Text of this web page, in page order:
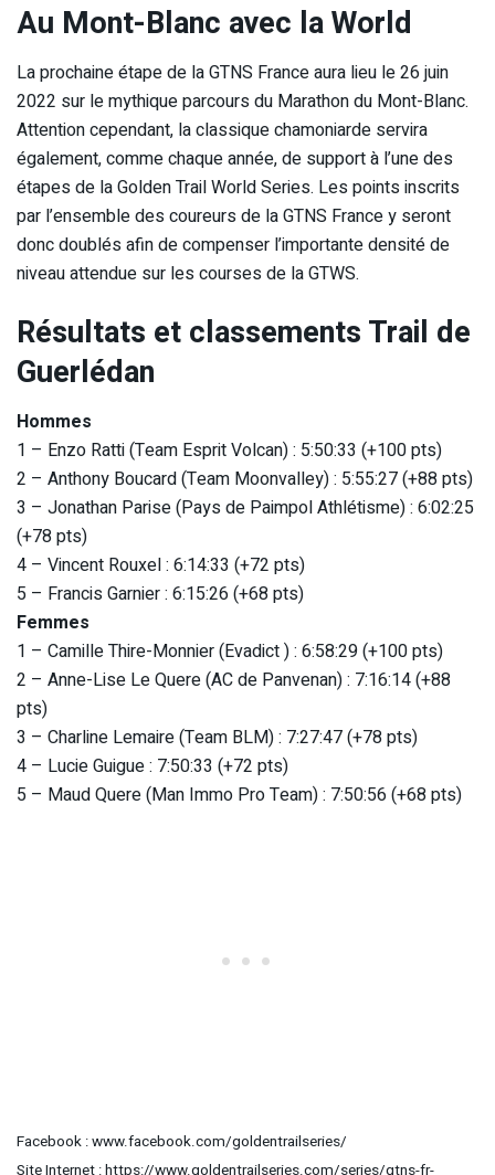
Au Mont-Blanc avec la World
La prochaine étape de la GTNS France aura lieu le 26 juin
2022 sur le mythique parcours du Marathon du Mont-Blanc.
Attention cependant, la classique chamoniarde servira
également, comme chaque année, de support à l’une des
étapes de la Golden Trail World Series. Les points inscrits
par l’ensemble des coureurs de la GTNS France y seront
donc doublés afin de compenser l’importante densité de
niveau attendue sur les courses de la GTWS.
Résultats et classements Trail de
Guerlédan
Hommes
1 – Enzo Ratti (Team Esprit Volcan) : 5:50:33 (+100 pts)
2 – Anthony Boucard (Team Moonvalley) : 5:55:27 (+88 pts)
3 – Jonathan Parise (Pays de Paimpol Athlétisme) : 6:02:25
(+78 pts)
4 – Vincent Rouxel : 6:14:33 (+72 pts)
5 – Francis Garnier : 6:15:26 (+68 pts)
Femmes
1 – Camille Thire-Monnier (Evadict ) : 6:58:29 (+100 pts)
2 – Anne-Lise Le Quere (AC de Panvenan) : 7:16:14 (+88
pts)
3 – Charline Lemaire (Team BLM) : 7:27:47 (+78 pts)
4 – Lucie Guigue : 7:50:33 (+72 pts)
5 – Maud Quere (Man Immo Pro Team) : 7:50:56 (+68 pts)
Facebook : www.facebook.com/goldentrailseries/
Site Internet : https://www.goldentrailseries.com/series/gtns-fr-